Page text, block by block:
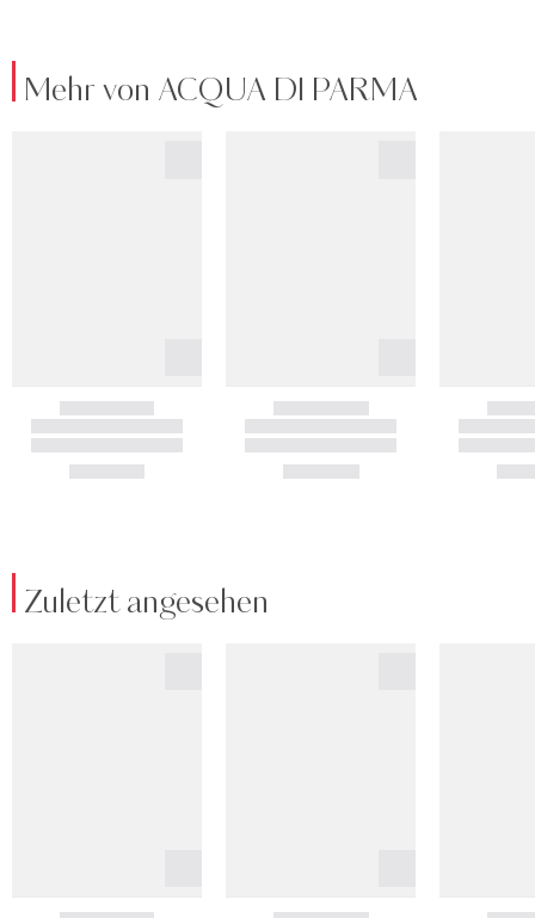
Mehr von ACQUA DI PARMA
Zuletzt angesehen